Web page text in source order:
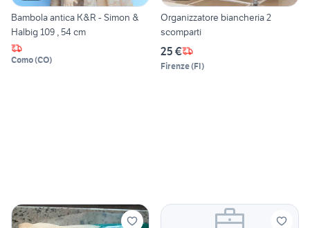
Bambola antica K&R - Simon &
Halbig 109 , 54 cm
Como(CO)
Organizzatore biancheria 2
scomparti
25 €
Firenze(FI)